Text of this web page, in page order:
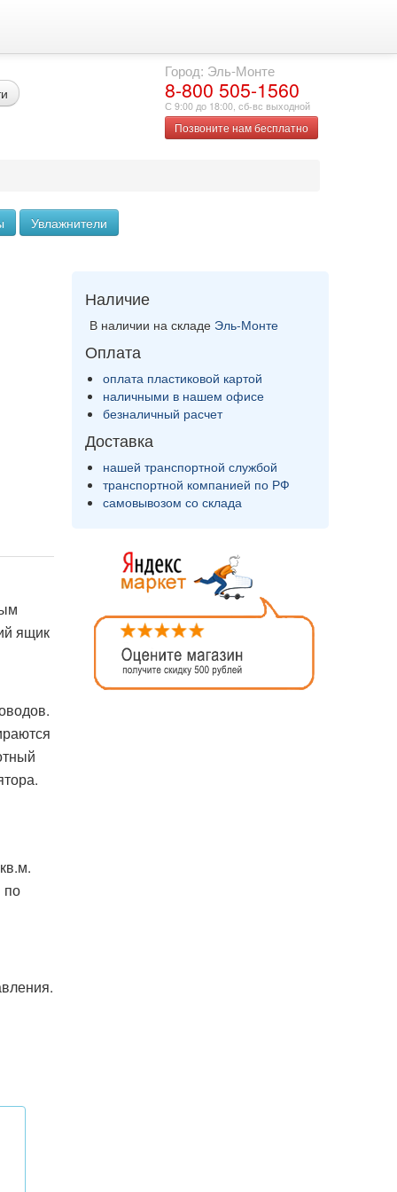
Город: Эль-Монте
8-800 505-1560
С 9:00 до 18:00, сб-вс выходной
Позвоните нам бесплатно
Увлажнители
ящик
по
Наличие
В наличии на складе Эль-Монте
Оплата
оплата пластиковой картой
наличными в нашем офисе
безналичный расчет
Доставка
нашей транспортной службой
транспортной компанией по РФ
самовывозом со склада